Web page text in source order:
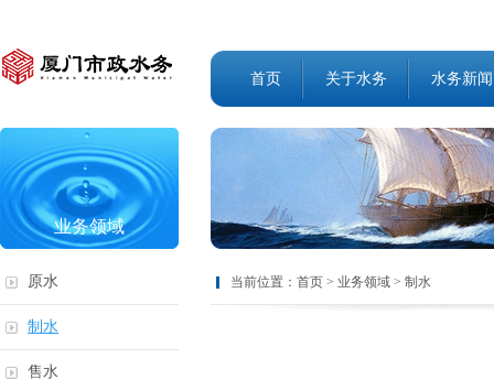
首页 关于水务 水务新闻
业务领域
原水
制水
售水
当前位置： 首页 > 业务领域 > 制水